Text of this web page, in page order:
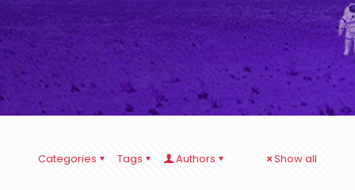
Categories Tags Authors Show all